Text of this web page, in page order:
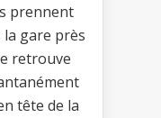
prennent
la gare près
retrouve
tête de la